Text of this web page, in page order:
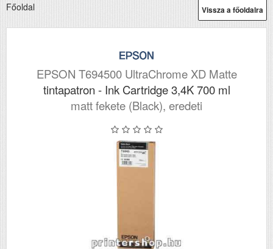
Vissza a főoldalra
Főoldal
EPSON T694500 UltraChrome XD Matte
tintapatron - Ink Cartridge 3,4K 700 ml
matt fekete (Black), eredeti